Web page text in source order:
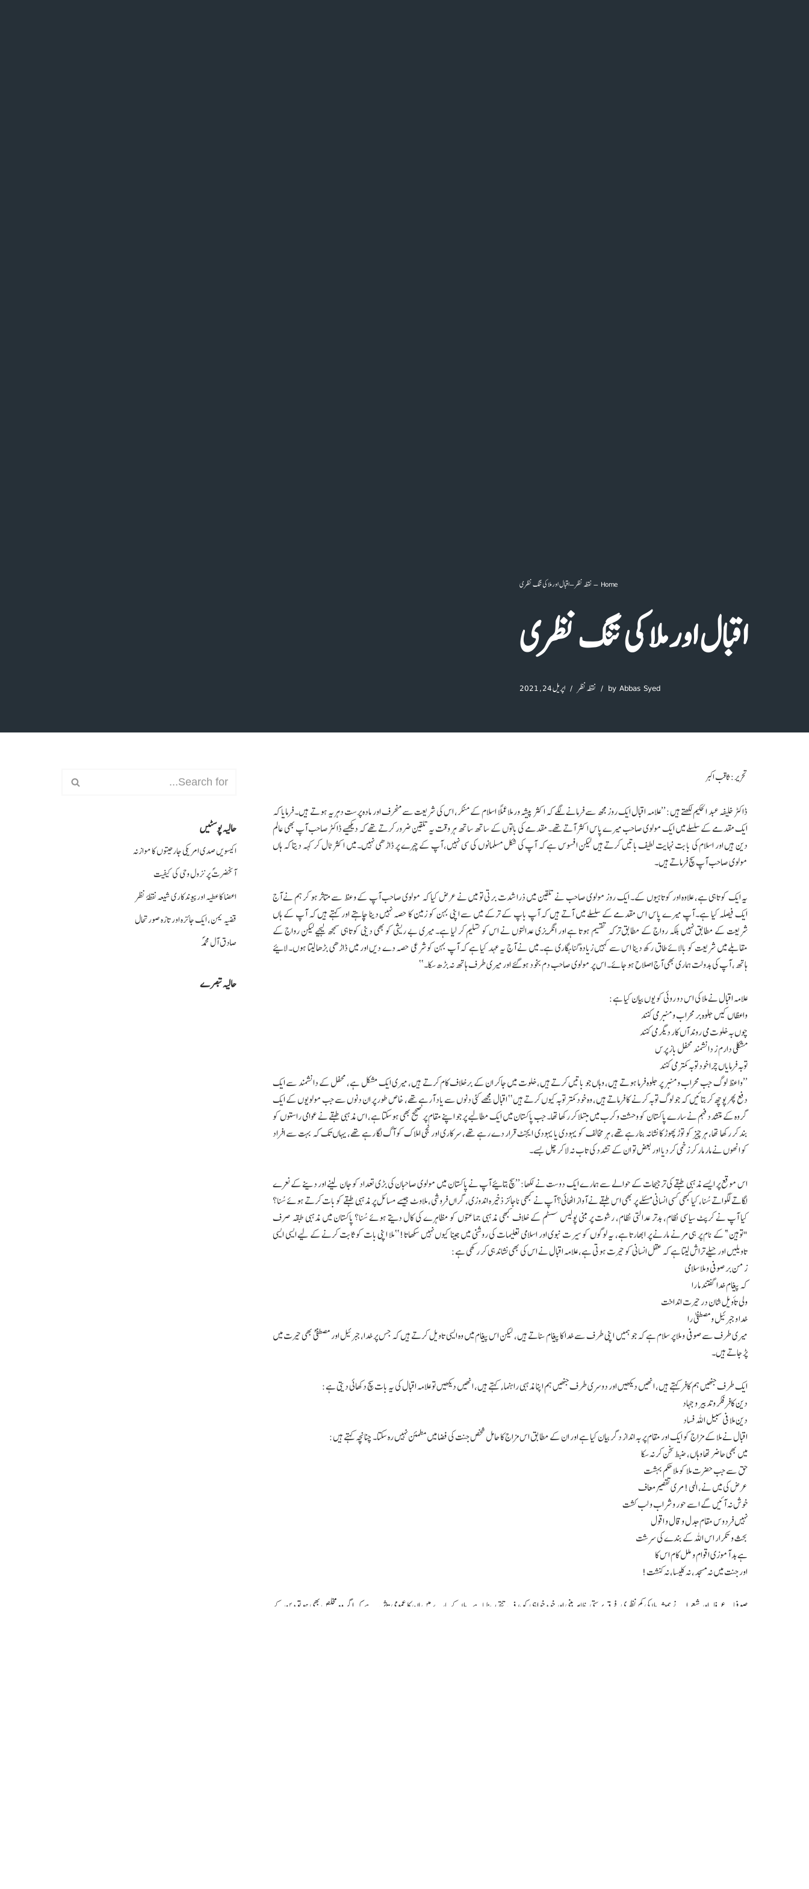
Home
–نقطہ نظر–اقبال اور ملا کی تنگ نظری
اقبال اور ملا کی تنگ نظری
by Abbas Syed نقطہ نظر اپریل 24, 2021
تحریر: ثاقب اکبر
ڈاکٹر خلیفہ عبد الحکیم لکھتے ہیں: ’’علامہ اقبال ایک روز مجھ سے فرمانے لگے کہ اکثر پیشہ ور ملا عملاً اسلام کے منکر، اس کی شریعت سے منحرف اور مادہ پرست دہریہ ہوتے ہیں۔ فرمایا کہ
ایک مقدمے کے سلسلے میں ایک مولوی صاحب میرے پاس اکثر آتے تھے۔ مقدمے کی باتوں کے ساتھ ساتھ ہر وقت یہ تلقین ضرور کرتے تھے کہ دیکھیے ڈاکٹر صاحب آپ بھی عالم
دین ہیں اور اسلام کی بابت نہایت لطیف باتیں کرتے ہیں لیکن افسوس ہے کہ آپ کی شکل مسلمانوں کی سی نہیں، آپ کے چہرے پر ڈاڑھی نہیں۔ میں اکثر ٹال کر کہہ دیتا کہ ہاں
مولوی صاحب آپ سچ فرماتے ہیں۔
یہ ایک کوتاہی ہے، علاوہ اور کوتاہیوں کے۔ ایک روز مولوی صاحب نے تلقین میں ذرا شدت برتی تو میں نے عرض کیا کہ مولوی صاحب آپ کے وعظ سے متاثر ہو کر ہم نے آج
ایک فیصلہ کیا ہے۔ آپ میرے پاس اس مقدمے کے سلسلے میں آتے ہیں کہ آپ باپ کے ترکے میں سے اپنی بہن کو زمین کا حصہ نہیں دینا چاہتے اور کہتے ہیں کہ آپ کے ہاں
شریعت کے مطابق نہیں بلکہ رواج کے مطابق ترکہ تقسیم ہوتا ہے اور انگریزی عدالتوں نے اس کو تسلیم کر لیا ہے۔ میری بے ریشی کو بھی دینی کوتاہی سمجھ لیجیے لیکن رواج کے
مقابلے میں شریعت کو بالائے طاق رکھ دینا اس سے کہیں زیادہ گناہگاری ہے۔ میں نے آج یہ عہد کیا ہے کہ آپ بہن کو شرعی حصہ دے دیں اور میں ڈاڑھی بڑھا لیتا ہوں۔ لائیے
ہاتھ، آپ کی بدولت ہماری بھی آج اصلاح ہو جائے۔ اس پر مولوی صاحب دم بخود ہوگئے اور میری طرف ہاتھ نہ بڑھ سکا۔‘‘
علامہ اقبال نے ملا کی اس دو روئی کو یوں بیان کیا ہے:
واعظاں کیں جلوہ بر محراب و منبر می کنند
چوں بہ خلوت می روند آں کار دیگر می کنند
مشکلی دارم ز دانشمند محفل باز پرس
توبہ فرمایاں چرا خود توبہ کمتر می کنند
’’واعظ لوگ جب محراب و منبر پر جلوہ فرما ہوتے ہیں، وہاں جو باتیں کرتے ہیں، خلوت میں جاکر ان کے برخلاف کام کرتے ہیں، میری ایک مشکل ہے، محفل کے دانشمند سے ایک
دفع پھر پوچھ کر بتائیں کہ جو لوگ توبہ کرنے کا فرماتے ہیں، وہ خود کمتر توبہ کیوں کرتے ہیں‘‘ اقبال مجھے کئی دنوں سے یاد آرہے تھے، خاص طور پر ان دنوں سے جب مولویوں کے ایک
گروہ کے متشدد فہم نے سارے پاکستان کو وحشت و کرب میں مبتلا کر رکھا تھا۔ جب پاکستان میں ایک مطالبے پر جو اپنے مقام پر صحیح بھی ہوسکتا ہے، اس مذہبی طبقے نے عوامی راستوں کو
بند کر رکھا تھا، ہر چیز کو توڑ پھوڑ کا نشانہ بنا رہے تھے، ہر مخالف کو یہودی یا یہودی ایجنٹ قرار دے رہے تھے، سرکاری اور نجی املاک کو آگ لگا رہے تھے، یہاں تک کہ بہت سے افراد
کو انھوں نے مار مار کر زخمی کر دیا اور بعض تو ان کے تشدد کی تاب نہ لا کر چل بسے۔
اس موقع پر ایسے مذہبی طبقے کی ترجیحات کے حوالے سے ہمارے ایک دوست نے لکھا: ’’سچ بتائیے آپ نے پاکستان میں مولوی صاحبان کی بڑی تعداد کو جان لینے اور دینے کے نعرے
لگاتے لگواتے سُنا، کیا کبھی کسی انسانی مسئلے پر بھی اس طبقے نے آواز اٹھائی؟ آپ نے کبھی ناجائز ذخیرہ اندوزی، گراں فروشی، ملاوٹ جیسے مسائل پر مذہبی طبقے کو بات کرتے ہوئے سُنا؟
کیا آپ نے کرپٹ سیاسی نظام، بدتر عدالتی نظام، رشوت پر مبنی پولیس سسٹم کے خلاف کبھی مذہبی جماعتوں کو مظاہرے کی کال دیتے ہوئے سُنا؟ پاکستان میں مذہبی طبقہ صرف
"توہین” کے نام پر ہی مرنے مارنے پر ابھارتا ہے، یہ لوگوں کو سیرت نبوی اور اسلامی تعلیمات کی روشنی میں جینا کیوں نہیں سکھاتا!‘‘ ملا اپنی بات کو ثابت کرنے کے لیے ایسی ایسی
تاویلیں اور حیلے تراش لیتا ہے کہ عقل انسانی کو حیرت ہوتی ہے، علامہ اقبال نے اس کی بھی نشاندہی کر رکھی ہے:
ز من بر صوفی و ملا سلامی
کہ پیغام خدا گفتند ما را
ولی تأویل شان در حیرت انداخت
خدا و جبرئیل و مصطفیٰ را
میری طرف سے صوفی و ملا پر سلام ہے کہ جو ہمیں اپنی طرف سے خدا کا پیغام سناتے ہیں، لیکن اس پیغام میں وہ ایسی تاویل کرتے ہیں کہ جس پر خدا، جبرئیل اور مصطفیؐ بھی حیرت میں
پڑ جاتے ہیں۔
ایک طرف جنھیں ہم کافر کہتے ہیں، انھیں دیکھیں اور دوسری طرف جنھیں ہم اپنا مذہبی راہنماء کہتے ہیں، انھیں دیکھیں تو علامہ اقبال کی یہ بات سچ دکھائی دیتی ہے:
دین کافر فکر و تدبیر و جہاد
دین ملا فی سبیل اللہ فساد
اقبال نے ملا کے مزاج کو ایک اور مقام پر بہ انداز دگر بیان کیا ہے اور ان کے مطابق اس مزاج کا حامل شخص جنت کی فضا میں مطمئن نہیں رہ سکتا۔ چنانچہ کہتے ہیں:
ميں بھی حاضر تھا وہاں، ضبط سخن کر نہ سکا
حق سے جب حضرت ملا کو ملا حکم بہشت
عرض کی ميں نے، الہی! مری تقصير معاف
خوش نہ آئيں گے اسے حور و شراب و لب کشت
نہيں فردوس مقام جدل و قال و اقول
بحث و تکرار اس اللہ کے بندے کی سرشت
ہے بد آموزی اقوام و ملل کام اس کا
اور جنت ميں نہ مسجد، نہ کليسا، نہ کنشت!
صوفیاء، عرفاء اور شعراء نے ہمیشہ ملا کی کم نظری، فرقہ پرستی، ظاہر بینی اور خود خواہی کو ہدف تنقید بنایا ہے۔ ملا کے بارے میں ان کا عمومی تاثر یہ ہے کہ اگر وہ مخلص بھی ہو تو دین کے
حالیہ پوسٹیں
اکیسویں صدی امریکی جارحیتوں کا موازنہ
آنحضرتؐ پر نزول وحی کی کیفیت
اعضا کا عطیہ اورپیوندکاری شیعہ نقطۂ نظر
قضیہ یمن، ایک جائزہ اور تازہ صورتحال
صادق آل محمدؐ
حالیہ تبصرے